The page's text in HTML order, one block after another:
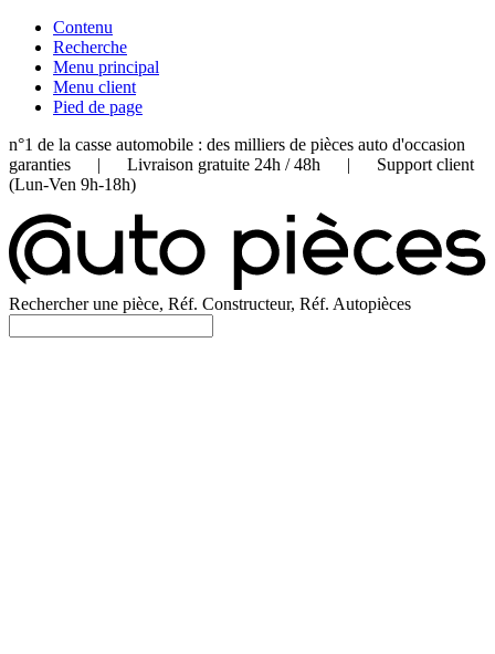
Contenu
Recherche
Menu principal
Menu client
Pied de page
n°1 de la casse automobile : des milliers de pièces auto d'occasion
garanties | Livraison gratuite 24h / 48h | Support client
(Lun-Ven 9h-18h)
Rechercher une pièce, Réf. Constructeur, Réf. Autopièces